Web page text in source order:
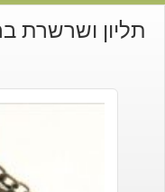
תליון ושרשרת